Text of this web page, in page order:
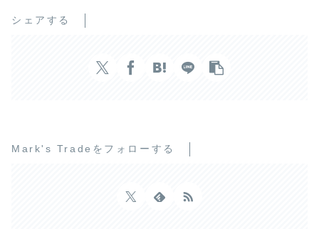
シェアする
Mark's Tradeをフォローする